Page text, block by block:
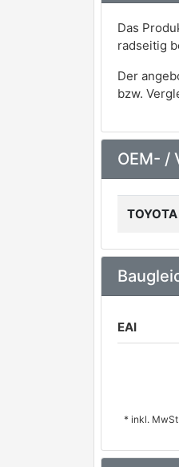
Das
radseitig
Der
bzw.
OEM- /
TOYOTA
EAI
* inkl.